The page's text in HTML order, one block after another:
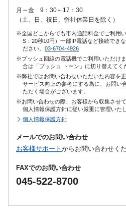
月～金 9：30～17：30
（土、日、祝日、弊社休業日を除く）
※全国どこからでも市内通話料金でご利用
S：20秒10円）一部IP電話など接続でき
ださい。 03-6704-4926
※プッシュ回線の電話機でご利用いただけ
合は「プッシュ トーン」に切り替えてく
※弊社ではお問い合わせいただいた内容を
サービス向上の参考にする為に、お問い
ただく場合がございます。
※お問い合わせの際、お客様から収集させ
個人情報保護方針に従い厳重に管理いた
個人情報保護方針
メールでのお問い合わせ
お客様サポート からお問い合わせくだ
FAXでのお問い合わせ
045-522-8700